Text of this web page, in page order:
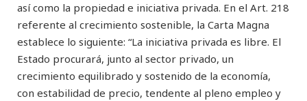
así como la propiedad e iniciativa privada. En el Art. 218
referente al crecimiento sostenible, la Carta Magna
establece lo siguiente: “La iniciativa privada es libre. El
Estado procurará, junto al sector privado, un
crecimiento equilibrado y sostenido de la economía,
con estabilidad de precio, tendente al pleno empleo y